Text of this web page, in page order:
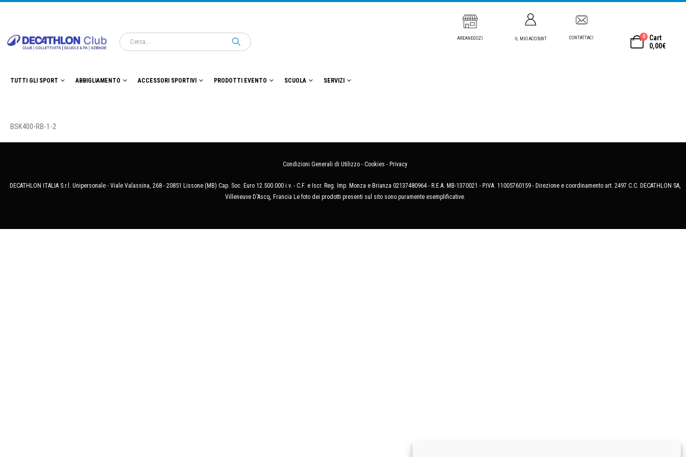
AREANEGOZI IL MIO ACCOUNT CONTATTACI 0
Cart
0,00€
TUTTI GLI SPORT ABBIGLIAMENTO ACCESSORI SPORTIVI PRODOTTI EVENTO SCUOLA SERVIZI
BSK400-RB-1-2
Condizioni Generali di Utilizzo - Cookies - Privacy
DECATHLON ITALIA S.r.l. Unipersonale - Viale Valassina, 268 - 20851 Lissone (MB) Cap. Soc. Euro 12.500.000 i.v. - C.F. e Iscr. Reg. Imp. Monza e Brianza 02137480964 - R.E.A. MB-1370021 - P.IVA. 11005760159 - Direzione e coordinamento art. 2497 C.C. DECATHLON SA,
Villeneuve D'Ascq, Francia Le foto dei prodotti presenti sul sito sono puramente esemplificative.